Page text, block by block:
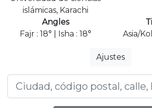
islámicas, Karachi
Angles
Fajr : 18° | Isha : 18°
Asia/
Ajustes